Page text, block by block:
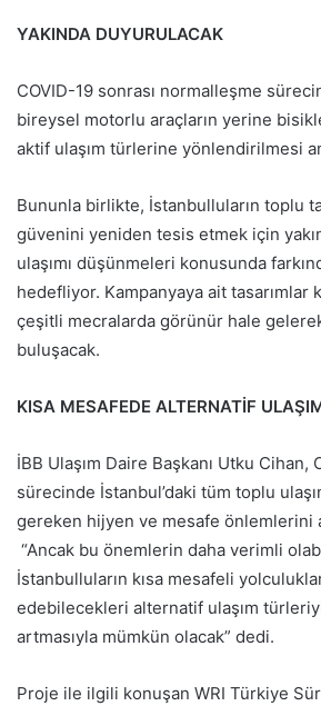
YAKINDA DUYURULACAK
COVID-19 sonrası normalleşme
bireysel motorlu araçların yerine
aktif ulaşım türlerine yönlendirilmesi
Bununla birlikte, İstanbulluların toplu
güvenini yeniden tesis etmek için
ulaşımı düşünmeleri konusunda
hedefliyor. Kampanyaya ait tasarımlar
çeşitli mecralarda görünür hale
buluşacak.
KISA MESAFEDE ALTERNATİF
İBB Ulaşım Daire Başkanı Utku Cihan,
sürecinde İstanbul’daki tüm toplu
gereken hijyen ve mesafe önlemlerini
“Ancak bu önemlerin daha verimli
İstanbulluların kısa mesafeli
edebilecekleri alternatif ulaşım
artmasıyla mümkün olacak” dedi.
Proje ile ilgili konuşan WRI Türkiye